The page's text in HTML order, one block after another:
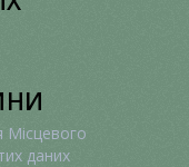
Місцевого
даних